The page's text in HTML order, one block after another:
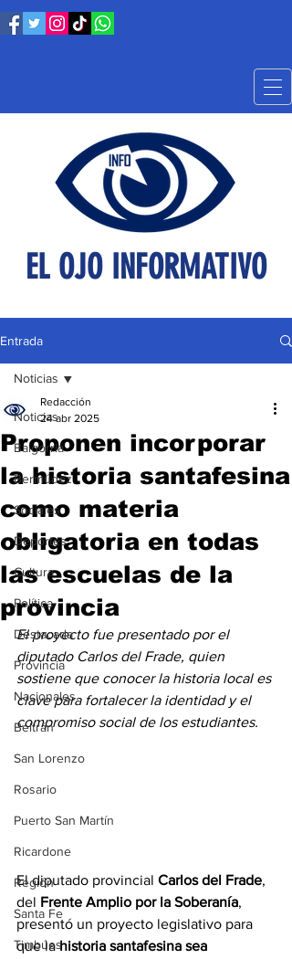
EL OJO INFORMATIVO
Entrada
Noticias
Baigorria
Bermúdez
Sociales
Deportes
Cultura
Política
Destacada
Provincia
Nacionales
Beltrán
San Lorenzo
Rosario
Puerto San Martín
Ricardone
Región
Santa Fe
Timbúes
Noticias
Proponen incorporar
la historia santafesina
como materia
obligatoria en todas
las escuelas de la
provincia
Redacción
24 abr 2025
El proyecto fue presentado por el
diputado Carlos del Frade, quien
sostiene que conocer la historia local es
clave para fortalecer la identidad y el
compromiso social de los estudiantes.
El diputado provincial Carlos del Frade,
del Frente Amplio por la Soberanía,
presentó un proyecto legislativo para
que la historia santafesina sea